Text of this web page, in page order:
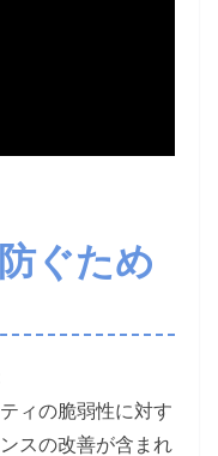
ぐため
ィの脆弱性に対す
スの改善が含まれ